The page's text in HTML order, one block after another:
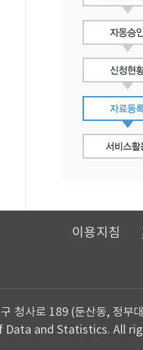
이용지침
청사로 189 (둔산동, 정부
and Statistics. All